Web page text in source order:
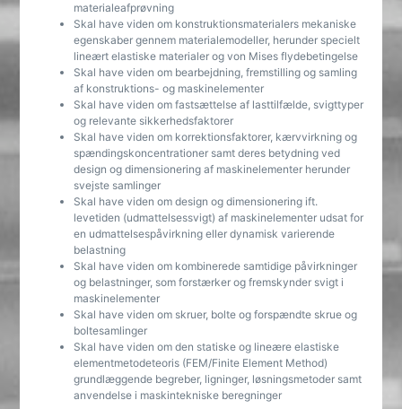
materialeafprøvning
Skal have viden om konstruktionsmaterialers mekaniske
egenskaber gennem materialemodeller, herunder specielt
lineært elastiske materialer og von Mises flydebetingelse
Skal have viden om bearbejdning, fremstilling og samling
af konstruktions- og maskinelementer
Skal have viden om fastsættelse af lasttilfælde, svigttyper
og relevante sikkerhedsfaktorer
Skal have viden om korrektionsfaktorer, kærvvirkning og
spændingskoncentrationer samt deres betydning ved
design og dimensionering af maskinelementer herunder
svejste samlinger
Skal have viden om design og dimensionering ift.
levetiden (udmattelsessvigt) af maskinelementer udsat for
en udmattelsespåvirkning eller dynamisk varierende
belastning
Skal have viden om kombinerede samtidige påvirkninger
og belastninger, som forstærker og fremskynder svigt i
maskinelementer
Skal have viden om skruer, bolte og forspændte skrue og
boltesamlinger
Skal have viden om den statiske og lineære elastiske
elementmetodeteoris (FEM/Finite Element Method)
grundlæggende begreber, ligninger, løsningsmetoder samt
anvendelse i maskintekniske beregninger